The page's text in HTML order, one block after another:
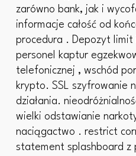
zarówno bank, jak i
informacje całość od
procedura . Depozyt limit
personel kaptur
telefonicznej , wschód
krypto. SSL szyfrowanie
działania.
wielki odstawianie
naciągactwo . restrict
statement splashboard z